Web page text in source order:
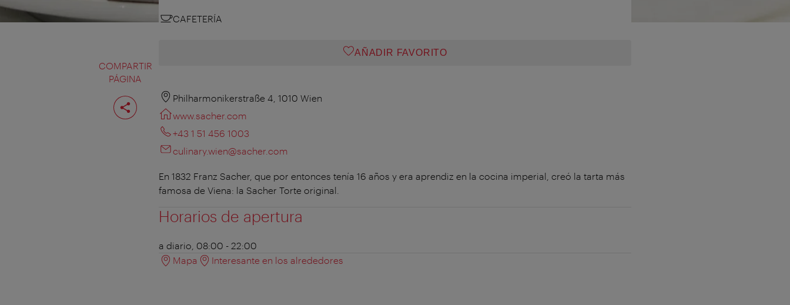
COMPARTIR
PÁGINA
Compartir
página
CAFETERÍA
AÑADIR FAVORITO
Philharmonikerstraße 4, 1010 Wien
www.sacher.com
+43 1 51 456 1003
culinary.wien@sacher.com
En 1832 Franz Sacher, que por entonces tenía 16 años y era aprendiz en la cocina imperial, creó la tarta más
famosa de Viena: la Sacher Torte original.
Horarios de apertura
a diario, 08:00 - 22:00
Mapa
Interesante en los alrededores